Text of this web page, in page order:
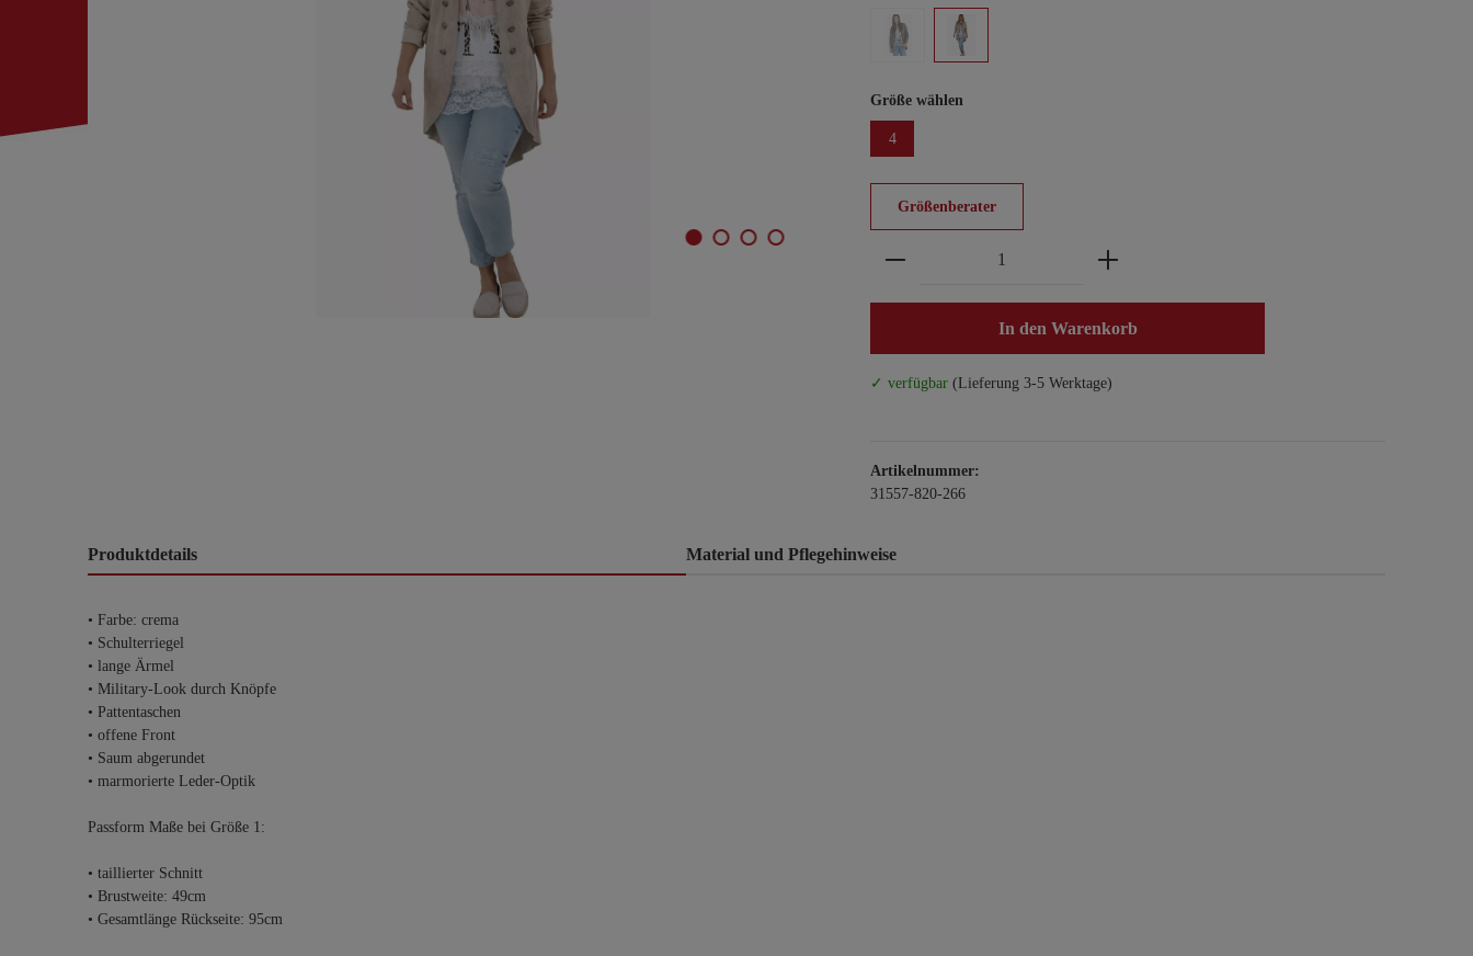
Größe wählen
4
Größenberater
Produkt Anzahl: Gib den gewünschten Wert ein oder
In den Warenkorb
✓ verfügbar (Lieferung 3-5 Werktage)
Artikelnummer:
31557-820-266
Produktdetails Material und Pflegehinweise
• Farbe: crema
• Schulterriegel
• lange Ärmel
• Military-Look durch Knöpfe
• Pattentaschen
• offene Front
• Saum abgerundet
• marmorierte Leder-Optik
Passform Maße bei Größe 1:
• taillierter Schnitt
• Brustweite: 49cm
• Gesamtlänge Rückseite: 95cm